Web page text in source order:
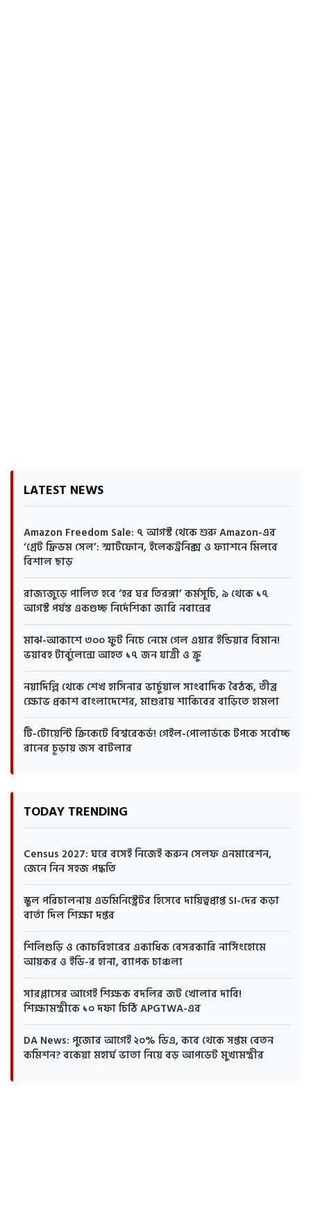
LATEST NEWS
Amazon Freedom Sale: ৭ আগস্ট থেকে শুরু Amazon-এর
‘গ্রেট ফ্রিডম সেল’: স্মার্টফোন, ইলেকট্রনিক্স ও ফ্যাশনে মিলবে
বিশাল ছাড়
রাজ্যজুড়ে পালিত হবে ‘হর ঘর তিরঙ্গা’ কর্মসূচি, ৯ থেকে ১৭
আগস্ট পর্যন্ত একগুচ্ছ নির্দেশিকা জারি নবান্নের
মাঝ-আকাশে ৩০০ ফুট নিচে নেমে গেল এয়ার ইন্ডিয়ার বিমান!
ভয়াবহ টার্বুলেন্সে আহত ১৭ জন যাত্রী ও ক্রু
নয়াদিল্লি থেকে শেখ হাসিনার ভার্চুয়াল সাংবাদিক বৈঠক, তীব্র
ক্ষোভ প্রকাশ বাংলাদেশের, মাগুরায় শাকিবের বাড়িতে হামলা
টি-টোয়েন্টি ক্রিকেটে বিশ্বরেকর্ড! গেইল-পোলার্ডকে টপকে সর্বোচ্চ
রানের চূড়ায় জস বাটলার
TODAY TRENDING
Census 2027: ঘরে বসেই নিজেই করুন সেলফ এনমারেশন,
জেনে নিন সহজ পদ্ধতি
স্কুল পরিচালনায় এডমিনিস্ট্রেটর হিসেবে দায়িত্বপ্রাপ্ত SI-দের কড়া
বার্তা দিল শিক্ষা দপ্তর
শিলিগুড়ি ও কোচবিহারের একাধিক বেসরকারি নার্সিংহোমে
আয়কর ও ইডি-র হানা, ব্যাপক চাঞ্চল্য
সারপ্লাসের আগেই শিক্ষক বদলির জট খোলার দাবি!
শিক্ষামন্ত্রীকে ১০ দফা চিঠি APGTWA-এর
DA News: পুজোর আগেই ২০% ডিএ, কবে থেকে সপ্তম বেতন
কমিশন? বকেয়া মহার্ঘ ভাতা নিয়ে বড় আপডেট মুখ্যমন্ত্রীর